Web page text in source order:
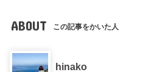
ABOUT この記事をかいた人
hinako